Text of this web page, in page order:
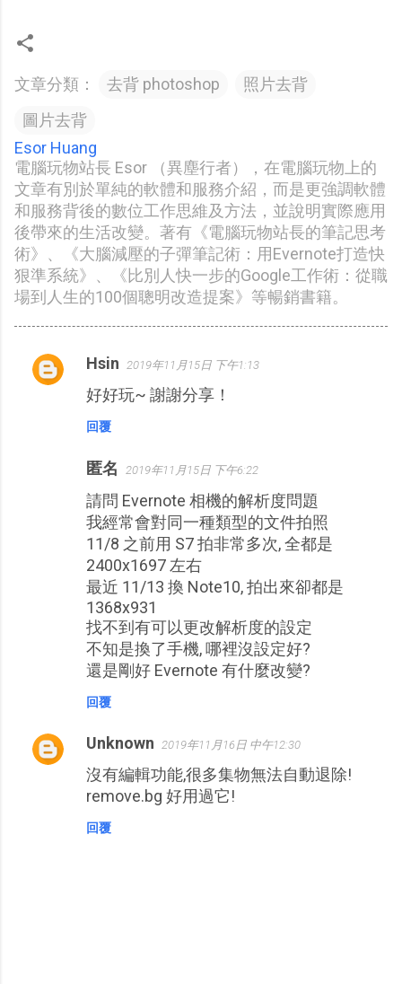
文章分類： 去背 photoshop
照片去背
圖片去背
Esor Huang
電腦玩物站長 Esor （異塵行者），在電腦玩物上的
文章有別於單純的軟體和服務介紹，而是更強調軟體
和服務背後的數位工作思維及方法，並說明實際應用
後帶來的生活改變。著有《電腦玩物站長的筆記思考
術》、《大腦減壓的子彈筆記術：用Evernote打造快
狠準系統》、《比別人快一步的Google工作術：從職
場到人生的100個聰明改造提案》等暢銷書籍。
留
Hsin 2019年11月15日 下午1:13
好好玩~ 謝謝分享！
回覆
匿名 2019年11月15日 下午6:22
請問 Evernote 相機的解析度問題
我經常會對同一種類型的文件拍照
11/8 之前用 S7 拍非常多次, 全都是
2400x1697 左右
最近 11/13 換 Note10, 拍出來卻都是
1368x931
找不到有可以更改解析度的設定
不知是換了手機, 哪裡沒設定好?
還是剛好 Evernote 有什麼改變?
回覆
Unknown 2019年11月16日 中午12:30
沒有編輯功能,很多集物無法自動退除!
remove.bg 好用過它!
回覆